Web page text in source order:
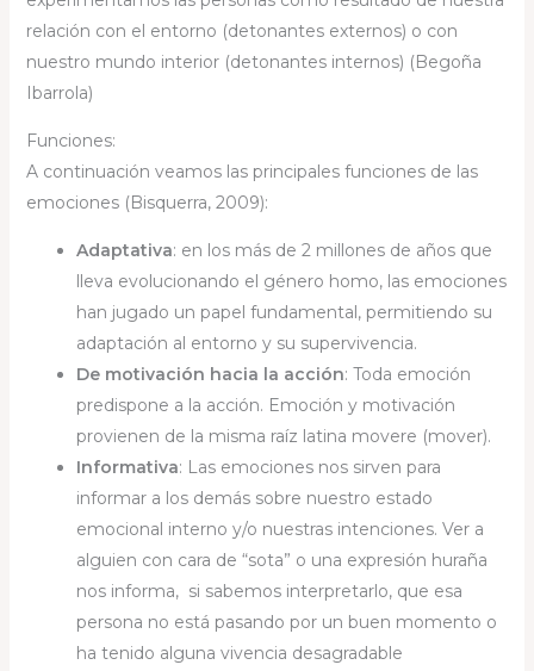
relación con el entorno (detonantes externos) o con
nuestro mundo interior (detonantes internos) (Begoña
Ibarrola)
Funciones:
A continuación veamos las principales funciones de las
emociones (Bisquerra, 2009):
Adaptativa: en los más de 2 millones de años que
lleva evolucionando el género homo, las emociones
han jugado un papel fundamental, permitiendo su
adaptación al entorno y su supervivencia.
De motivación hacia la acción: Toda emoción
predispone a la acción. Emoción y motivación
provienen de la misma raíz latina movere (mover).
Informativa: Las emociones nos sirven para
informar a los demás sobre nuestro estado
emocional interno y/o nuestras intenciones. Ver a
alguien con cara de “sota” o una expresión huraña
nos informa, si sabemos interpretarlo, que esa
persona no está pasando por un buen momento o
ha tenido alguna vivencia desagradable